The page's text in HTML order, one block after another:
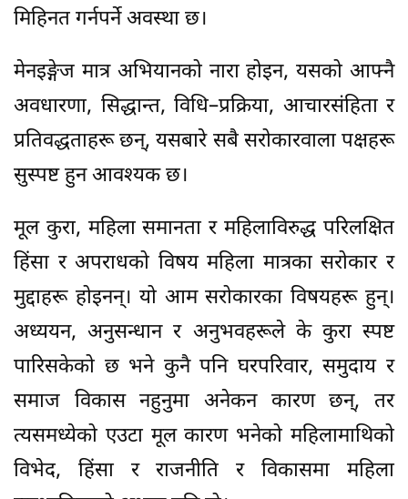
मिहिनत गर्नपर्ने अवस्था छ।
मेनइङ्गेज मात्र अभियानको नारा होइन, यसको आफ्नै
अवधारणा, सिद्धान्त, विधि–प्रक्रिया, आचारसंहिता र
प्रतिवद्धताहरू छन्, यसबारे सबै सरोकारवाला पक्षहरू
सुस्पष्ट हुन आवश्यक छ।
मूल कुरा, महिला समानता र महिलाविरुद्ध परिलक्षित
हिंसा र अपराधको विषय महिला मात्रका सरोकार र
मुद्दाहरू होइनन्। यो आम सरोकारका विषयहरू हुन्।
अध्ययन, अनुसन्धान र अनुभवहरूले के कुरा स्पष्ट
पारिसकेको छ भने कुनै पनि घरपरिवार, समुदाय र
समाज विकास नहुनुमा अनेकन कारण छन्, तर
त्यसमध्येको एउटा मूल कारण भनेको महिलामाथिको
विभेद, हिंसा र राजनीति र विकासमा महिला